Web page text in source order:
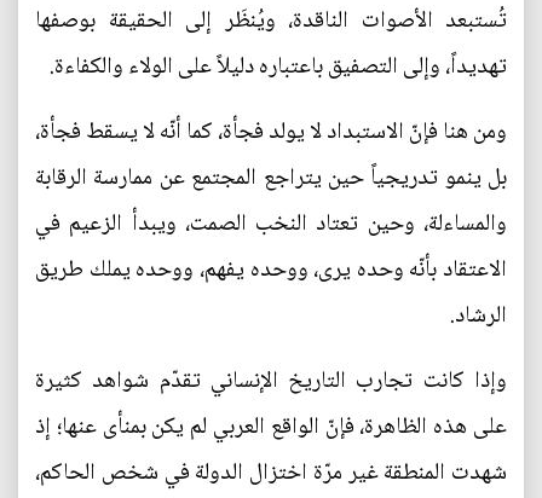
تُستبعد الأصوات الناقدة، ويُنظَر إلى الحقيقة بوصفها
تهديداً، وإلى التصفيق باعتباره دليلاً على الولاء والكفاءة.
ومن هنا فإنّ الاستبداد لا يولد فجأة، كما أنّه لا يسقط فجأة،
بل ينمو تدريجياً حين يتراجع المجتمع عن ممارسة الرقابة
والمساءلة، وحين تعتاد النخب الصمت، ويبدأ الزعيم في
الاعتقاد بأنّه وحده يرى، ووحده يفهم، ووحده يملك طريق
الرشاد.
وإذا كانت تجارب التاريخ الإنساني تقدّم شواهد كثيرة
على هذه الظاهرة، فإنّ الواقع العربي لم يكن بمنأى عنها؛ إذ
شهدت المنطقة غير مرّة اختزال الدولة في شخص الحاكم،